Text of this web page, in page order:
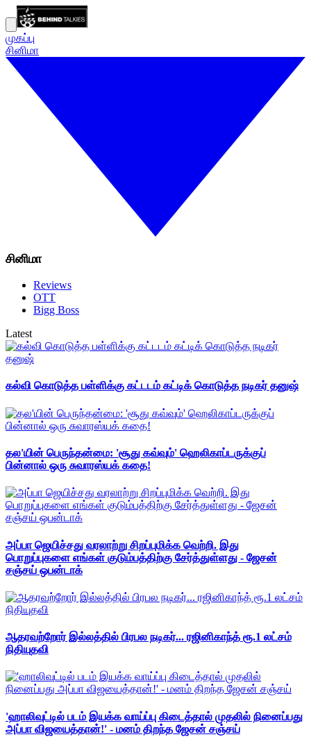
முகப்பு
சினிமா
சினிமா
Reviews
OTT
Bigg Boss
Latest
கல்வி கொடுத்த பள்ளிக்கு கட்டடம் கட்டிக் கொடுத்த நடிகர் தனுஷ்
தல'யின் பெருந்தன்மை: 'சூது கவ்வும்' ஹெலிகாப்டருக்குப்
பின்னால் ஒரு சுவாரஸ்யக் கதை!
அப்பா ஜெயிச்சது வரலாற்று சிறப்புமிக்க வெற்றி. இது
பொறுப்புகளை எங்கள் குடும்பத்திற்கு சேர்த்துள்ளது - ஜேசன்
சஞ்சய் ஒபன்டாக்
ஆதரவற்றோர் இல்லத்தில் பிரபல நடிகர்... ரஜினிகாந்த் ரூ.1 லட்சம்
நிதியுதவி
'ஹாலிவுட்டில் படம் இயக்க வாய்ப்பு கிடைத்தால் முதலில் நினைப்பது
அப்பா விஜயைத்தான்!' - மனம் திறந்த ஜேசன் சஞ்சய்